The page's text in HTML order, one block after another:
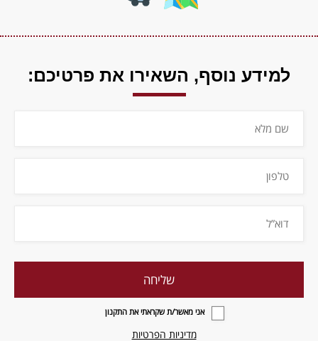
למידע נוסף, השאירו את פרטיכם:
אני מאשר/ת שקראתי את התקנון
מדיניות הפרטיות